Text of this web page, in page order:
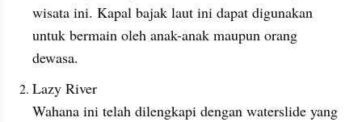
wisata ini. Kapal bajak laut ini dapat digunakan
untuk bermain oleh anak-anak maupun orang
dewasa.
Lazy River
Wahana ini telah dilengkapi dengan waterslide yang